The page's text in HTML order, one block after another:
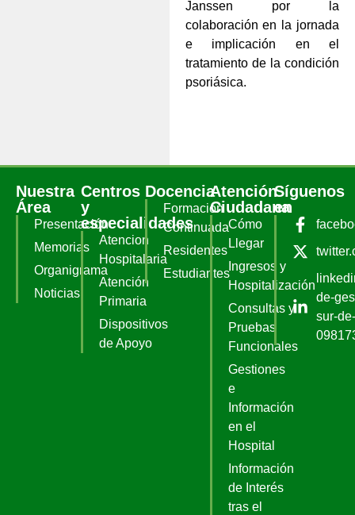
Janssen por la
colaboración en la jornada
e implicación en el
tratamiento de la condición
psoriásica.
Nuestra
Área
Presentación
Memorias
Organigrama
Noticias
Centros
y
especialidades
Atencion
Hospitalaria
Atención
Primaria
Dispositivos
de Apoyo
Docencia
Formación
Continuada
Residentes
Estudiantes
Atención
Ciudadana
Cómo
Llegar
Ingresos y
Hospitalización
Consultas y
Pruebas
Funcionales
Gestiones
e
Información
en el
Hospital
Información
de Interés
tras el
Síguenos
en
de-
sur-